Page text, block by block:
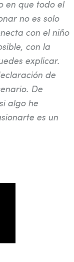
en que todo el
no es solo
con el niño
con la
explicar.
de
De
algo he
es un